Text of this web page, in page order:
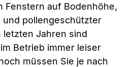
Fenstern auf Bodenhöhe,
pollengeschützter
letzten Jahren sind
Betrieb immer leiser
müssen Sie je nach